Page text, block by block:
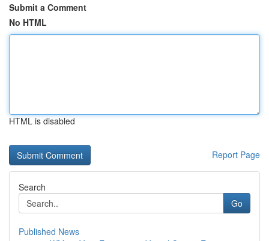
Submit a Comment
No HTML
HTML is disabled
Report Page
Search
Go
Published News